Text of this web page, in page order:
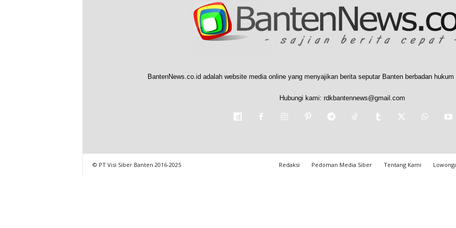
BantenNews.co.id adalah website media online yang menyajikan berita seputar Banten berbadan
Hubungi kami: rdkbantennews@gmail.com
Redaksi Pedoman Media Siber Tentang Kami
© PT Visi Siber Banten 2016-2025